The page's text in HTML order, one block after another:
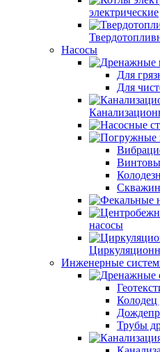
электрические
Насосы
Для
Для
насосы
Инженерные
Трубы